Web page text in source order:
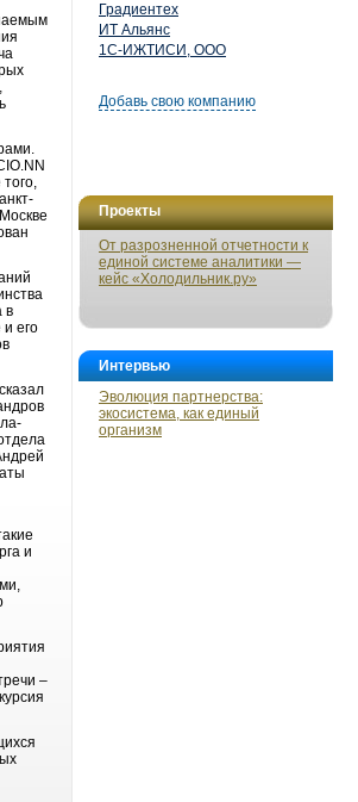
Градиентех
ИТ Альянс
1С-ИЖТИСИ, ООО
Добавь свою компанию
Проекты
От разрозненной отчетности к
единой системе аналитики —
кейс «Холодильник.ру»
Интервью
Эволюция партнерства:
экосистема, как единый
организм
в
его
и
–